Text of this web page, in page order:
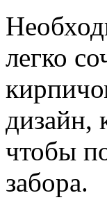
легко
дизайн,
чтобы
забора.